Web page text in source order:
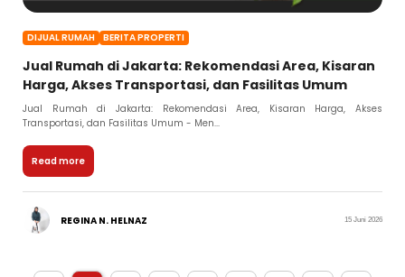
DIJUAL RUMAH BERITA PROPERTI
Jual Rumah di Jakarta: Rekomendasi Area, Kisaran
Harga, Akses Transportasi, dan Fasilitas Umum
Jual Rumah di Jakarta: Rekomendasi Area, Kisaran Harga, Akses
Transportasi, dan Fasilitas Umum - Men...
Read more
REGINA N. HELNAZ 15 Juni 2026